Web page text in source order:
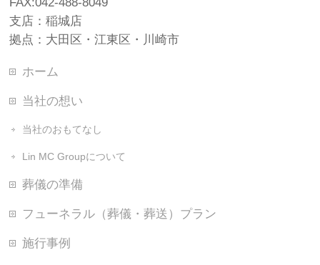
支店：稲城店
拠点：大田区・江東区・川崎市
ホーム
当社の想い
当社のおもてなし
Lin MC Groupについて
葬儀の準備
フューネラル（葬儀・葬送）プラン
施行事例